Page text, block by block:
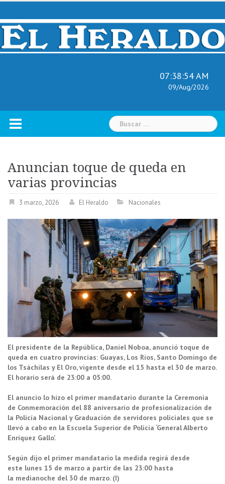
Skip
content
07:38:55 AM
09/Aug/2026
Buscar:
Anuncian toque de queda en
varias provincias
3 marzo, 2026 El Heraldo Nacionales
El presidente de la República, Daniel Noboa, anunció toque de
queda en cuatro provincias: Guayas, Los Ríos, Santo Domingo de
los Tsáchilas y El Oro, vigente desde el 15 hasta el 30 de marzo.
El horario será de 23:00 a 05:00.
El anuncio lo hizo el primer mandatario durante la Ceremonia
de Conmemoración del 88 aniversario de profesionalización de
la Policía Nacional y Graduación de servidores policiales que se
llevó a cabo en la Escuela Superior de Policía ‘General Alberto
Enríquez Gallo’.
Según dijo el primer mandatario la medida regirá desde
este lunes 15 de marzo a partir de las 23:00 hasta
la medianoche del 30 de marzo. (I)